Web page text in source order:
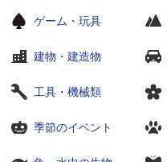
ゲーム・玩具
建物・建造物
工具・機械類
季節のイベント